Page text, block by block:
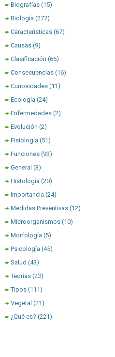
Biografías (15)
Biología (277)
Características (67)
Causas (9)
Clasificación (66)
Consecuencias (16)
Curiosidades (11)
Ecología (24)
Enfermedades (2)
Evolución (2)
Fisiología (51)
Funciones (93)
General (3)
Histología (20)
Importancia (24)
Medidas Preventivas (12)
Microorganismos (10)
Morfología (5)
Psicología (45)
Salud (43)
Teorías (23)
Tipos (111)
Vegetal (21)
¿Qué es? (221)